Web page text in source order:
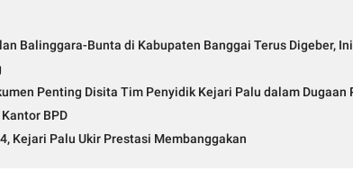
Balinggara-Bunta di Kabupaten Banggai Terus Digeber,
Penting Disita Tim Penyidik Kejari Palu dalam Dugaan
BPD
Kejari Palu Ukir Prestasi Membanggakan